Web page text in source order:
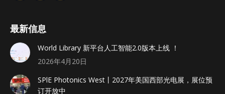
最新信息
World Library 新平台人工智能2.0版本上线 ！
2026年4月20日
SPlE Photonics West丨2027年美国西部光电展，展位预
订开放中